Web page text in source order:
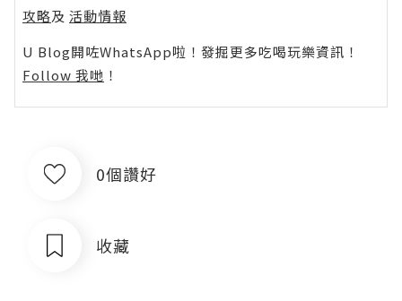
攻略及 活動情報
U Blog開咗WhatsApp啦！發掘更多吃喝玩樂資訊！
Follow 我哋 ！
0個讚好
收藏